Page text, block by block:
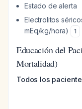
Estado de alerta
Electrolitos
mEq/kg/hora)
1
Educación del
Mortalidad)
Todos los